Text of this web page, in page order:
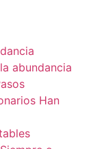
abundancia
Han